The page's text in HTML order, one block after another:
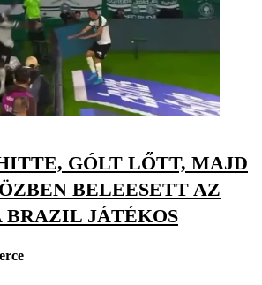
GÓLT LŐTT, MAJD
BELEESETT AZ
BRAZIL JÁTÉKOS